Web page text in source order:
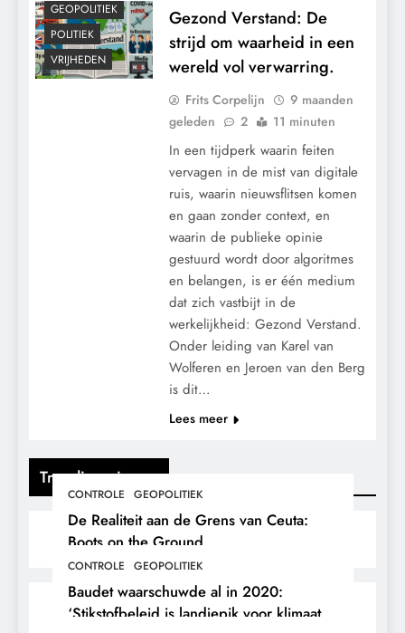
Trending nieuws
CONTROLE GEOPOLITIEK
De Realiteit aan de Grens van Ceuta:
Boots on the Ground.
CONTROLE GEOPOLITIEK
Baudet waarschuwde al in 2020:
‘Stikstofbeleid is landjepik voor klimaat
GEOPOLITIEK
POLITIEK
VRIJHEDEN
Gezond Verstand: De
strijd om waarheid in een
wereld vol verwarring.
Frits Corpelijn
9 maanden
geleden
2 11 minuten
In een tijdperk waarin feiten
vervagen in de mist van digitale
ruis, waarin nieuwsflitsen komen
en gaan zonder context, en
waarin de publieke opinie
gestuurd wordt door algoritmes
en belangen, is er één medium
dat zich vastbijt in de
werkelijkheid: Gezond Verstand.
Onder leiding van Karel van
Wolferen en Jeroen van den Berg
is dit…
Lees meer